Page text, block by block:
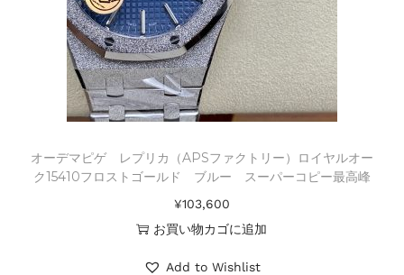
オーデマピゲ レプリカ（APSファクトリー）ロイヤルオー
ク15410フロストゴールド ブルー スーパーコピー最高峰
¥103,600
お買い物カゴに追加
Add to Wishlist